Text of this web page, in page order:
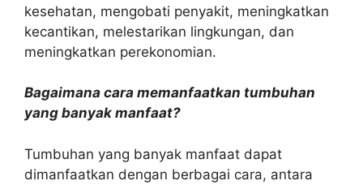
kesehatan, mengobati penyakit, meningkatkan
kecantikan, melestarikan lingkungan, dan
meningkatkan perekonomian.
Bagaimana cara memanfaatkan tumbuhan
yang banyak manfaat?
Tumbuhan yang banyak manfaat dapat
dimanfaatkan dengan berbagai cara, antara